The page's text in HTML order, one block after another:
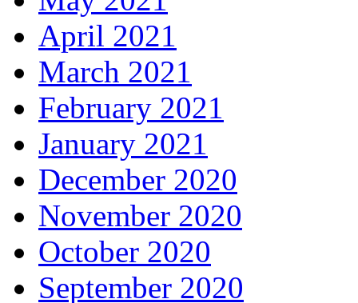
April 2021
March 2021
February 2021
January 2021
December 2020
November 2020
October 2020
September 2020